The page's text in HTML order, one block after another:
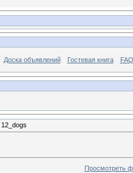
Доска объявлений Гостевая книга
12_dogs
Просмотреть